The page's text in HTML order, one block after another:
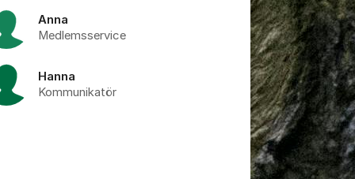
Anna
Medlemsservice
Hanna
Kommunikatör